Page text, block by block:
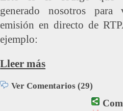
generado nosotros para
emisión en directo de
ejemplo:
Lleer más
Ver Comentarios (29)